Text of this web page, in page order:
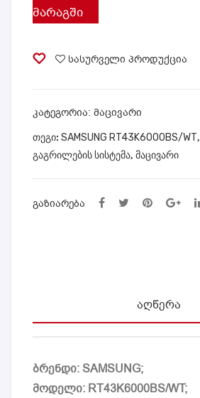
ᲛᲐᲠᲐᲒᲨᲘ
სასურველი პროდუქცია
ᲙᲐᲢᲔᲒᲝᲠᲘᲐ: მაცივარი
ᲗᲔᲒᲘ: SAMSUNG RT43K6000BS/WT,
გაგრილების სისტემა, მაცივარი
ᲒᲐᲖᲘᲐᲠᲔᲑᲐ
ᲐᲦᲬᲔᲠᲐ
ბრენდი: SAMSUNG;
მოდელი: RT43K6000BS/WT;